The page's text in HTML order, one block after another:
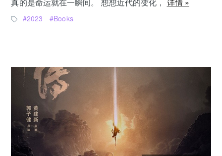
真的是命运就在一瞬间。 想想近代的变化， 详情 »
2023 Books